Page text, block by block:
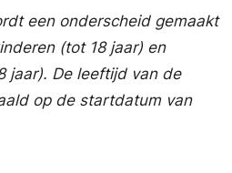
een onderscheid gemaakt
(tot 18 jaar) en
jaar). De leeftijd van de
op de startdatum van